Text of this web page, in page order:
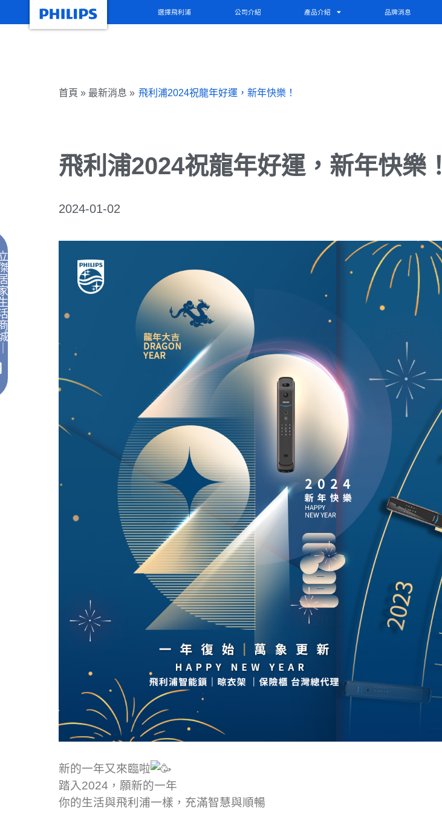
選擇飛利浦 公司介紹 產品介紹 品牌消息
首頁 » 最新消息 » 飛利浦2024祝龍年好運，新年快樂！
飛利浦2024祝龍年好運，新年快樂！
2024-01-02
新的一年又來臨啦
踏入2024，願新的一年
你的生活與飛利浦一樣，充滿智慧與順暢